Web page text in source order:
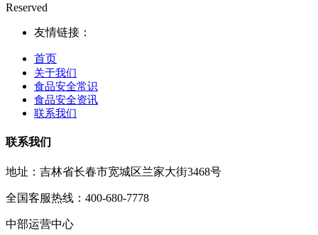
Reserved
友情链接：
首页
关于我们
食品安全常识
食品安全资讯
联系我们
联系我们
地址：吉林省长春市宽城区兰家大街3468号
全国客服热线：400-680-7778
中部运营中心